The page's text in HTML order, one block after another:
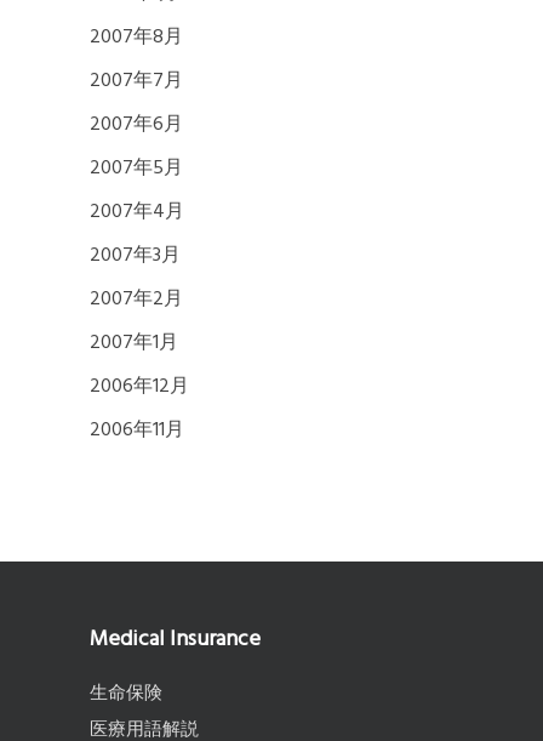
2007年8月
2007年7月
2007年6月
2007年5月
2007年4月
2007年3月
2007年2月
2007年1月
2006年12月
2006年11月
Medical Insurance
生命保険
医療用語解説